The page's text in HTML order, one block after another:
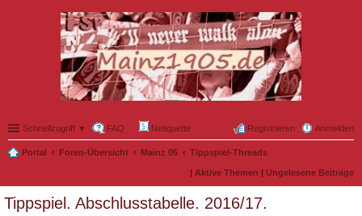
Schnellzugriff ▼ FAQ Netiquette Anmelden
Registrieren
Portal Foren-Übersicht Mainz 05 Tippspiel-Threads
| Aktive Themen | Ungelesene Beiträge
Tippspiel. Abschlusstabelle. 2016/17.